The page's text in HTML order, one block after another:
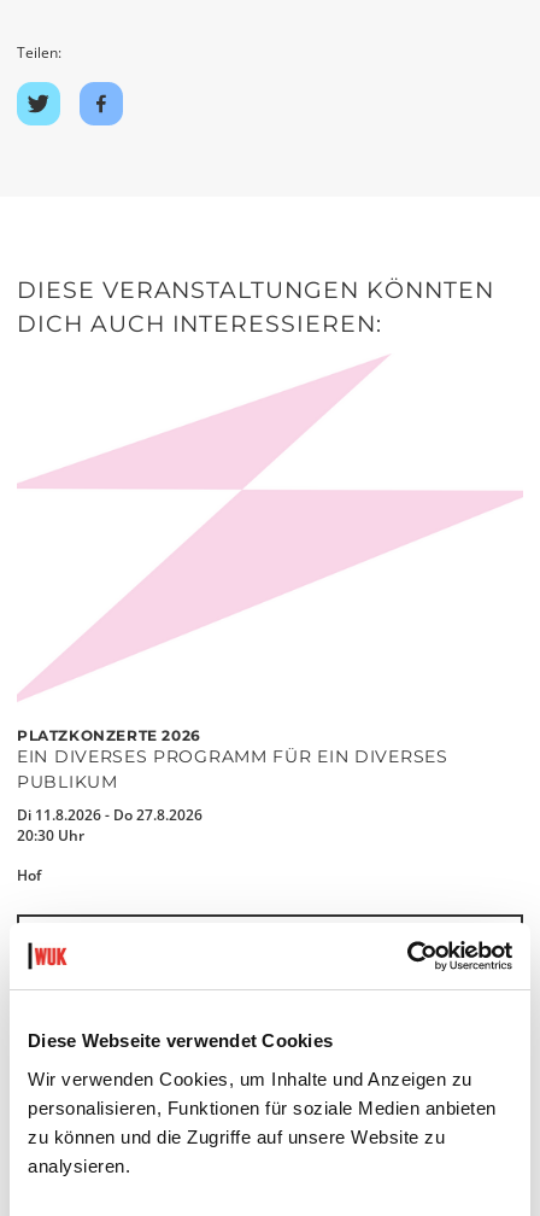
Diese Webseite verwendet Cookies
Wir verwenden Cookies, um Inhalte und Anzeigen zu
personalisieren, Funktionen für soziale Medien anbieten
zu können und die Zugriffe auf unsere Website zu
analysieren.
Teilen:
Auf
Twitter
Auf
Facebook
DIESE VERANSTALTUNGEN KÖNNTEN
DICH AUCH INTERESSIEREN:
PLATZKONZERTE 2026
EIN DIVERSES PROGRAMM FÜR EIN DIVERSES
PUBLIKUM
Di 11.8.2026 - Do 27.8.2026
20:30 Uhr
Hof